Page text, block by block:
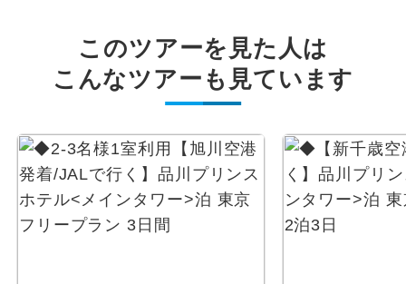
このツアーを見た人は
こんなツアーも見ています